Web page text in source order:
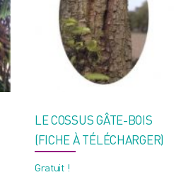
LE COSSUS GÂTE-BOIS
(FICHE À TÉLÉCHARGER)
Gratuit !